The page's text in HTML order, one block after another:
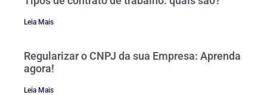
Leia Mais
Regularizar o CNPJ da sua Empresa: Aprenda
agora!
Leia Mais